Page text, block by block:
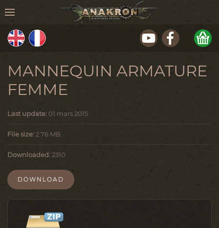
MANNEQUIN ARMATURE
FEMME
Last update:01 mars 2015
File size:2.76 MB
Downloaded:2310
DOWNLOAD